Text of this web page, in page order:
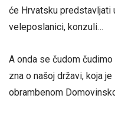
će Hrvatsku predstavljati
veleposlanici, konzuli…
A onda se čudom
zna o našoj državi, koja
obrambenom